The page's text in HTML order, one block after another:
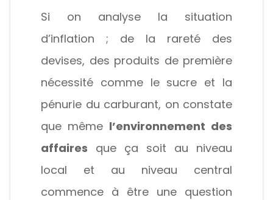
Si on analyse la situation
d’inflation ; de la rareté des
devises, des produits de première
nécessité comme le sucre et la
pénurie du carburant, on constate
que même l’environnement des
affaires que ça soit au niveau
local et au niveau central
commence à être une question